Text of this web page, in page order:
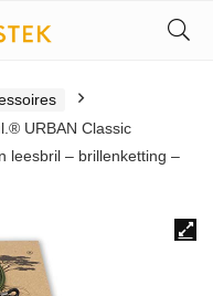
URBAN Classic
leesbril – brillenketting –